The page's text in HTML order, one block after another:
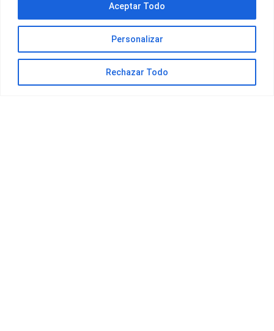
Personalizar
Rechazar Todo
Aceptar Todo